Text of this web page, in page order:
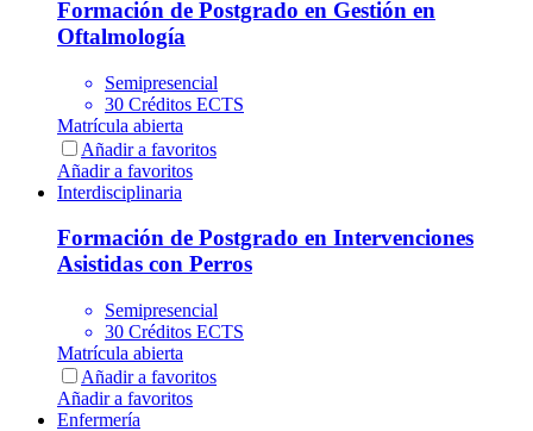
Formación de Postgrado en Gestión en
Oftalmología
Semipresencial
30 Créditos ECTS
Matrícula abierta
Añadir a favoritos
Añadir a favoritos
Interdisciplinaria
Formación de Postgrado en Intervenciones
Asistidas con Perros
Semipresencial
30 Créditos ECTS
Matrícula abierta
Añadir a favoritos
Añadir a favoritos
Enfermería